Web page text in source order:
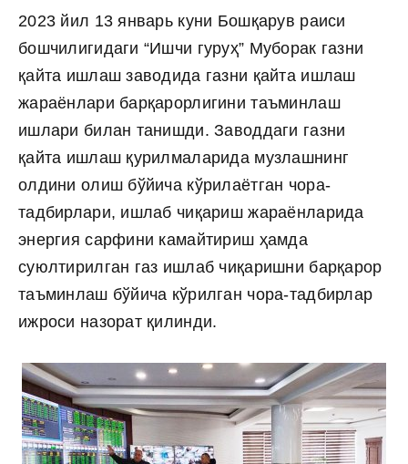
2023 йил 13 январь куни Бошқарув раиси
бошчилигидаги “Ишчи гуруҳ” Муборак газни
қайта ишлаш заводида газни қайта ишлаш
жараёнлари барқарорлигини таъминлаш
ишлари билан танишди. Заводдаги газни
қайта ишлаш қурилмаларида музлашнинг
олдини олиш бўйича кўрилаётган чора-
тадбирлари, ишлаб чиқариш жараёнларида
энергия сарфини камайтириш ҳамда
суюлтирилган газ ишлаб чиқаришни барқарор
таъминлаш бўйича кўрилган чора-тадбирлар
ижроси назорат қилинди.